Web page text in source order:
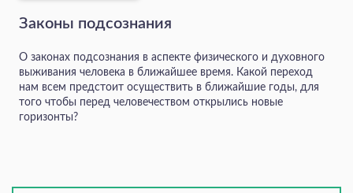
Законы подсознания
О законах подсознания в аспекте физического и духовного
выживания человека в ближайшее время. Какой переход
нам всем предстоит осуществить в ближайшие годы, для
того чтобы перед человечеством открылись новые
горизонты?